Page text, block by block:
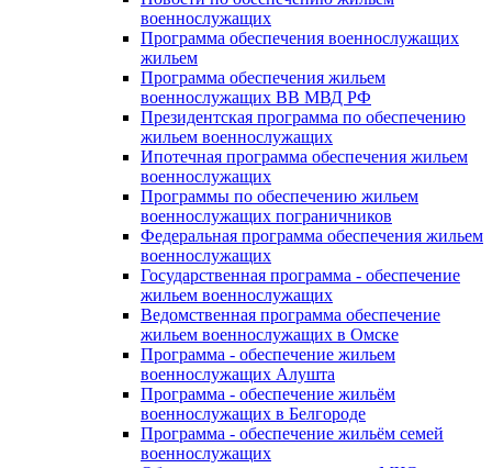
военнослужащих
Программа обеспечения военнослужащих
жильем
Программа обеспечения жильем
военнослужащих ВВ МВД РФ
Президентская программа по обеспечению
жильем военнослужащих
Ипотечная программа обеспечения жильем
военнослужащих
Программы по обеспечению жильем
военнослужащих пограничников
Федеральная программа обеспечения жильем
военнослужащих
Государственная программа - обеспечение
жильем военнослужащих
Ведомственная программа обеспечение
жильем военнослужащих в Омске
Программа - обеспечение жильем
военнослужащих Алушта
Программа - обеспечение жильём
военнослужащих в Белгороде
Программа - обеспечение жильём семей
военнослужащих